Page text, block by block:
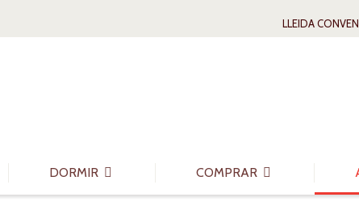
LLEIDA
DORMIR COMPRAR